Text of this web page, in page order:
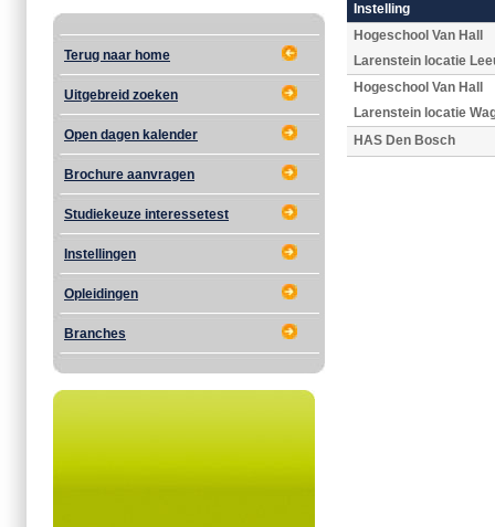
Terug naar home
Uitgebreid zoeken
Open dagen kalender
Brochure aanvragen
Studiekeuze interessetest
Instellingen
Opleidingen
Branches
Instelling
Hogeschool Van Hall
Larenstein locatie
Hogeschool Van Hall
Larenstein locatie
HAS Den Bosch